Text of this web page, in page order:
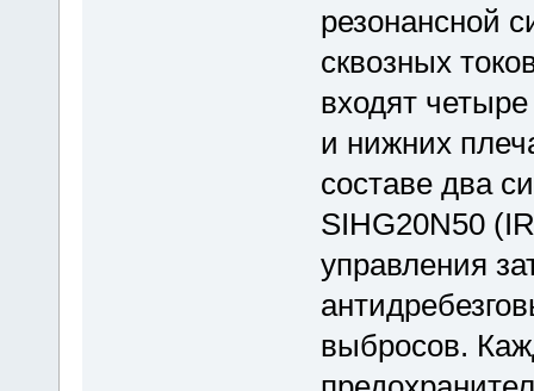
резонансной
сквозных
входят
и нижних
составе два
SIHG20N50
управления
выбросов.